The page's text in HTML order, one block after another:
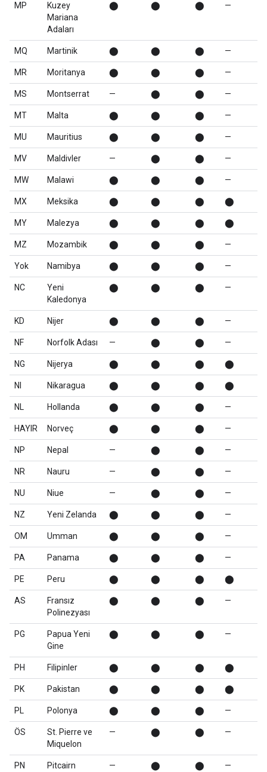
MP
Kuzey
Mariana
Adaları
⬤ ⬤ ⬤ —
MQ Martinik ⬤ ⬤ ⬤ —
MR Moritanya ⬤ ⬤ ⬤ —
MS Montserrat — ⬤ ⬤ —
MT Malta ⬤ ⬤ ⬤ —
MU Mauritius ⬤ ⬤ ⬤ —
MV Maldivler — ⬤ ⬤ —
MW Malawi ⬤ ⬤ ⬤ —
MX Meksika ⬤ ⬤ ⬤ ⬤
MY Malezya ⬤ ⬤ ⬤ ⬤
MZ Mozambik ⬤ ⬤ ⬤ —
Yok Namibya ⬤ ⬤ ⬤ —
NC
Yeni
Kaledonya
⬤ ⬤ ⬤ —
KD Nijer ⬤ ⬤ ⬤ —
NF Norfolk Adası — ⬤ ⬤ —
NG Nijerya ⬤ ⬤ ⬤ ⬤
NI Nikaragua ⬤ ⬤ ⬤ ⬤
NL Hollanda ⬤ ⬤ ⬤ —
HAYIR Norveç ⬤ ⬤ ⬤ —
NP Nepal — ⬤ ⬤ —
NR Nauru — ⬤ ⬤ —
NU Niue — ⬤ ⬤ —
NZ Yeni Zelanda ⬤ ⬤ ⬤ —
OM Umman ⬤ ⬤ ⬤ —
PA Panama ⬤ ⬤ ⬤ —
PE Peru ⬤ ⬤ ⬤ ⬤
AS
Fransız
Polinezyası
⬤ ⬤ ⬤ —
PG
Papua Yeni
Gine
⬤ ⬤ ⬤ —
PH Filipinler ⬤ ⬤ ⬤ ⬤
PK Pakistan ⬤ ⬤ ⬤ ⬤
PL Polonya ⬤ ⬤ ⬤ —
ÖS
St. Pierre ve
Miquelon
— ⬤ ⬤ —
PN
Pitcairn
— ⬤ ⬤ —